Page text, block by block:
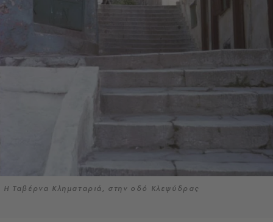
Η Ταβέρνα Κληματαριά, στην οδό Κλεψύδρας